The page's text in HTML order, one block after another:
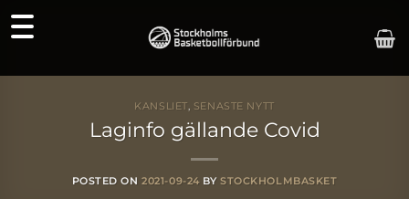
Skip
to
KANSLIET, SENASTE NYTT
Laginfo gällande Covid
POSTED ON2021-09-24 BYSTOCKHOLMBASKET